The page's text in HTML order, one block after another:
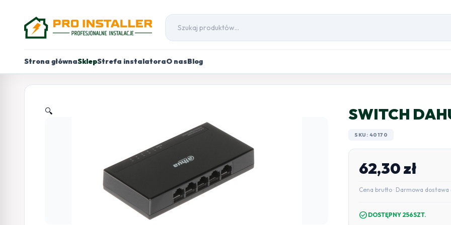
Strona głównaSklepStrefa instalatoraO nasBlog
🔍 SWITCH
SKU: 40170
62,30zł
Cena brutto · Darmowa dostawa
check_circle DOSTĘPNY 256SZT.